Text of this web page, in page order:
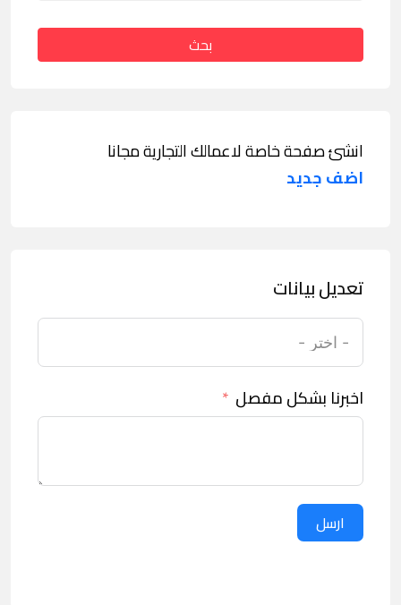
بحث
انشئ صفحة خاصة لاعمالك التجارية مجانا
اضف جديد
تعديل بيانات
اخبرنا بشكل مفصل
ارسل